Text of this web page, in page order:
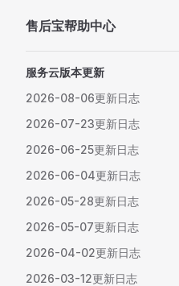
Skip to content
售后宝帮助中心
服务云版本更新
2026-08-06更新日志
2026-07-23更新日志
2026-06-25更新日志
2026-06-04更新日志
2026-05-28更新日志
2026-05-07更新日志
2026-04-02更新日志
2026-03-12更新日志